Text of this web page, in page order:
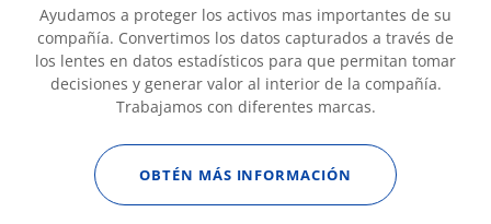
Ayudamos a proteger los activos mas importantes de su
compañía. Convertimos los datos capturados a través de
los lentes en datos estadísticos para que permitan tomar
decisiones y generar valor al interior de la compañía.
Trabajamos con diferentes marcas.
OBTÉN MÁS INFORMACIÓN